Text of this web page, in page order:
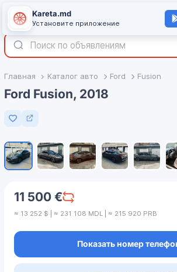
Главная Каталог авто Ford Fusion
Ford Fusion, 2018
Добавить в избранное
11 500 €
≈ 13 252 $ | ≈ 231 108 MDL | ≈ 215 920 PRB
Показать номер
Kareta.md
Установите приложение